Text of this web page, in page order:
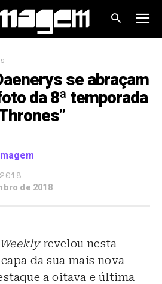
se abraçam
da 8ª temporada
de 2018
revelou nesta
da sua mais nova
a oitava e última